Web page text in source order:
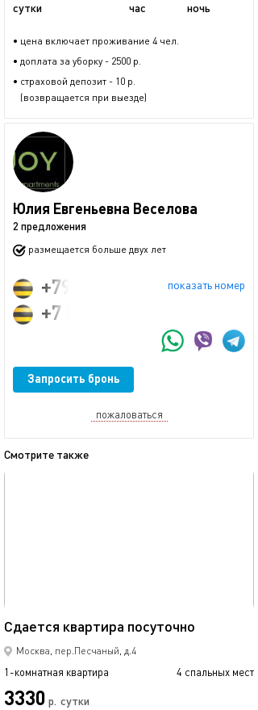
сутки
час
ночь
• цена включает проживание 4 чел.
• доплата за уборку - 2500 р.
• страховой депозит - 10 р.
(возвращается при выезде)
Юлия Евгеньевна Веселова
2 предложения
размещается больше двух лет
показать номер
+79604715306
+7 (903) 002-31-86
Запросить бронь
пожаловаться
Смотрите также
Сдаетcя квaртиpа пoсуточно
Москва, пер.Песчаный, д.4
1-комнатная квартира 4 спальных мест
3330 р. сутки